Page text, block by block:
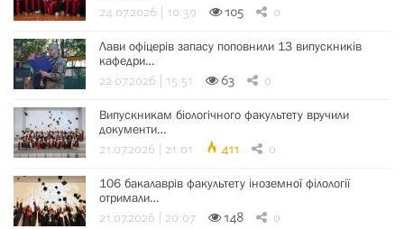
24.07.2026 | 10:39 105 0
Лави офіцерів запасу поповнили 13 випускників
кафедри…
22.07.2026 | 15:51 63 0
Випускникам біологічного факультету вручили
документи…
21.07.2026 | 21:01 411 0
106 бакалаврів факультету іноземної філології
отримали…
21.07.2026 | 20:07 148 0